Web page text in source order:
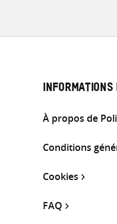
À propos de
Conditions
Cookies
FAQ